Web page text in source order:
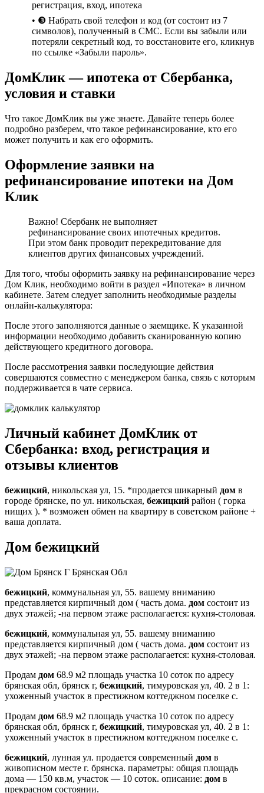
регистрация, вход, ипотека
• ❸ Набрать свой телефон и код (от состоит из 7
символов), полученный в СМС. Если вы забыли или
потеряли секретный код, то восстановите его, кликнув
по ссылке «Забыли пароль».
ДомКлик — ипотека от Сбербанка,
условия и ставки
Что такое ДомКлик вы уже знаете. Давайте теперь более
подробно разберем, что такое рефинансирование, кто его
может получить и как его оформить.
Оформление заявки на
рефинансирование ипотеки на Дом
Клик
Важно! Сбербанк не выполняет
рефинансирование своих ипотечных кредитов.
При этом банк проводит перекредитование для
клиентов других финансовых учреждений.
Для того, чтобы оформить заявку на рефинансирование через
Дом Клик, необходимо войти в раздел «Ипотека» в личном
кабинете. Затем следует заполнить необходимые разделы
онлайн-калькулятора:
После этого заполняются данные о заемщике. К указанной
информации необходимо добавить сканированную копию
действующего кредитного договора.
После рассмотрения заявки последующие действия
совершаются совместно с менеджером банка, связь с которым
поддерживается в чате сервиса.
Личный кабинет ДомКлик от
Сбербанка: вход, регистрация и
отзывы клиентов
бежицкий, никольская ул, 15. *продается шикарный дом в
городе брянске, по ул. никольская, бежицкий район ( горка
нищих ). * возможен обмен на квартиру в советском районе +
ваша доплата.
Дом бежицкий
бежицкий, коммунальная ул, 55. вашему вниманию
представляется кирпичный дом ( часть дома. дом состоит из
двух этажей; -на первом этаже располагается: кухня-столовая.
бежицкий, коммунальная ул, 55. вашему вниманию
представляется кирпичный дом ( часть дома. дом состоит из
двух этажей; -на первом этаже располагается: кухня-столовая.
Продам дом 68.9 м2 площадь участка 10 соток по адресу
брянская обл, брянск г, бежицкий, тимуровская ул, 40. 2 в 1:
ухоженный участок в престижном коттеджном поселке с.
Продам дом 68.9 м2 площадь участка 10 соток по адресу
брянская обл, брянск г, бежицкий, тимуровская ул, 40. 2 в 1:
ухоженный участок в престижном коттеджном поселке с.
бежицкий, лунная ул. продается современный дом в
живописном месте г. брянска. параметры: общая площадь
дома — 150 кв.м, участок — 10 соток. описание: дом в
прекрасном состоянии.